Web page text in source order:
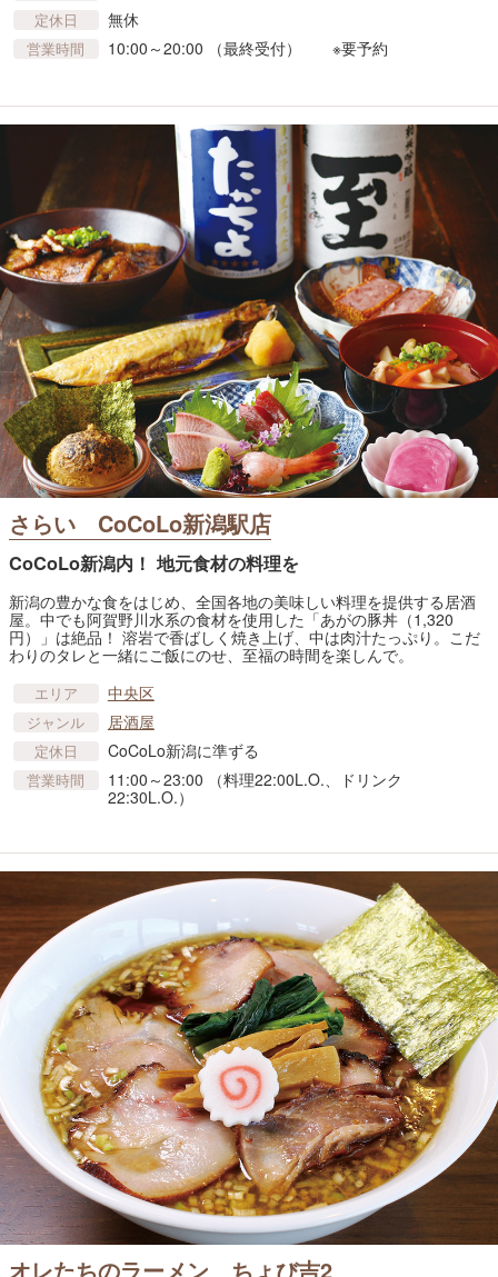
定休日 無休
営業時間 10:00～20:00 （最終受付） ※要予約
さらい CoCoLo新潟駅店
CoCoLo新潟内！ 地元食材の料理を
新潟の豊かな食をはじめ、全国各地の美味しい料理を提供する居酒
屋。中でも阿賀野川水系の食材を使用した「あがの豚丼（1,320
円）」は絶品！ 溶岩で香ばしく焼き上げ、中は肉汁たっぷり。こだ
わりのタレと一緒にご飯にのせ、至福の時間を楽しんで。
エリア 中央区
ジャンル 居酒屋
定休日 CoCoLo新潟に準ずる
営業時間
11:00～23:00 （料理22:00L.O.、ドリンク
22:30L.O.）
オレたちのラーメン ちょび吉2